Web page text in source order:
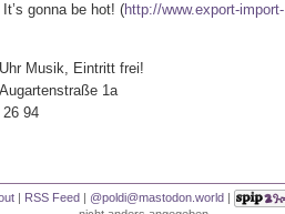
gonna be hot! (http://www.export-import-
Musik, Eintritt frei!
1a
26 94
| RSS Feed | @poldi@mastodon.world |